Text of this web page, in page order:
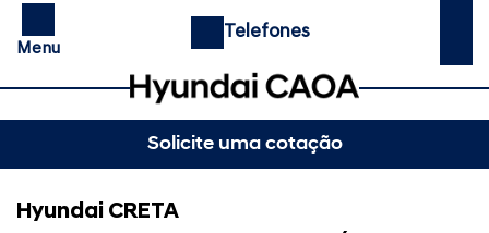
Menu
Telefones
Solicite uma cotação
Hyundai CRETA